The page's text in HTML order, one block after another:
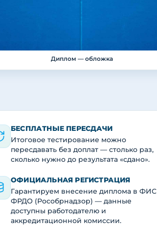
Диплом — обложка
БЕСПЛАТНЫЕ ПЕРЕСДАЧИ
Итоговое тестирование можно
пересдавать без доплат — столько раз,
сколько нужно до результата «сдано».
ОФИЦИАЛЬНАЯ РЕГИСТРАЦИЯ
Гарантируем внесение диплома в ФИС
ФРДО (Рособрнадзор) — данные
доступны работодателю и
аккредитационной комиссии.